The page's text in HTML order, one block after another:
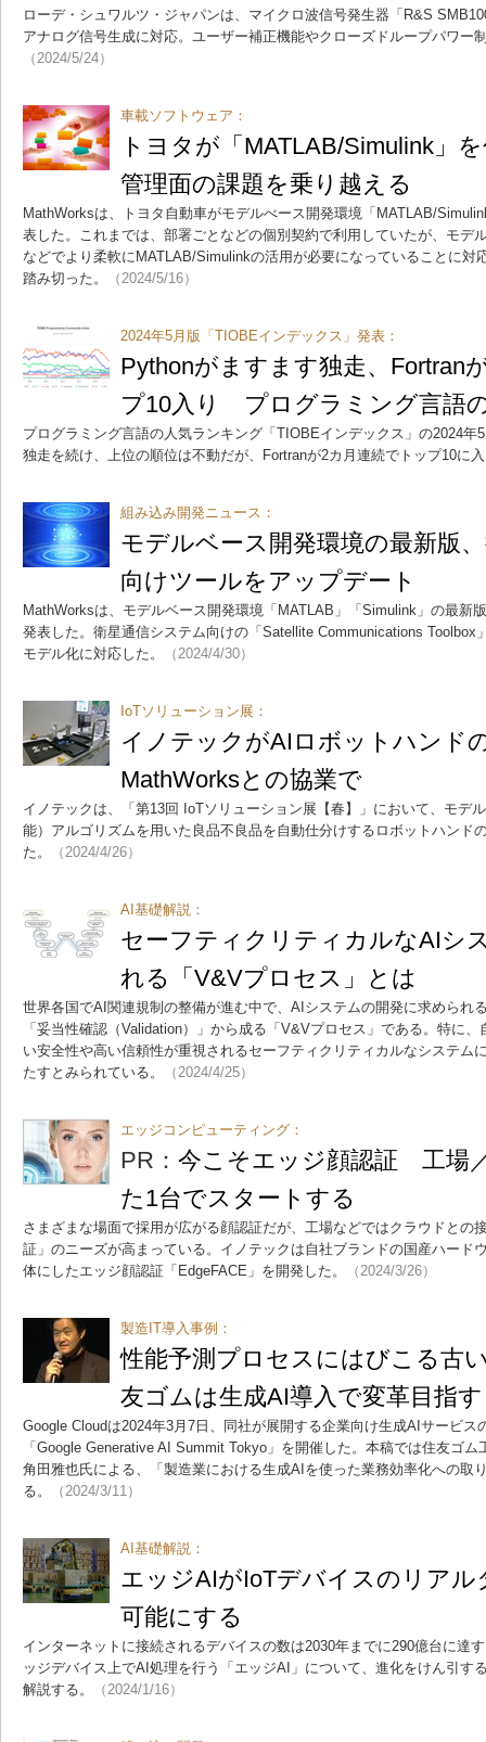
ローデ・シュワルツ・ジャパンは、マイクロ波信号発生器「R&S
アナログ信号生成に対応。ユーザー補正機能やクローズドループパワー
（2024/5/24）
車載ソフトウェア：
トヨタが「MATLAB/Simulink」
管理面の課題を乗り越える
MathWorksは、トヨタ自動車がモデルべース開発環境「MATLAB/
表した。これまでは、部署ごとなどの個別契約で利用していたが、モデ
などでより柔軟にMATLAB/Simulinkの活用が必要になっていることに対
踏み切った。
（2024/5/16）
2024年5月版「TIOBEインデックス」発表：
Pythonがますます独走、Fortran
プ10入り プログラミング言語
プログラミング言語の人気ランキング「TIOBEインデックス」の2024年
独走を続け、上位の順位は不動だが、Fortranが2カ月連続でトップ10に
組み込み開発ニュース：
モデルベース開発環境の最新版
向けツールをアップデート
MathWorksは、モデルベース開発環境「MATLAB」「Simulink」の最新
発表した。衛星通信システム向けの「Satellite Communications Toolbox
モデル化に対応した。
（2024/4/30）
IoTソリューション展：
イノテックがAIロボットハンド
MathWorksとの協業で
イノテックは、「第13回 IoTソリューション展【春】」において、モデ
能）アルゴリズムを用いた良品不良品を自動仕分けするロボットハンド
た。
（2024/4/26）
AI基礎解説：
セーフティクリティカルなAIシ
れる「V&Vプロセス」とは
世界各国でAI関連規制の整備が進む中で、AIシステムの開発に求められ
「妥当性確認（Validation）」から成る「V&Vプロセス」である。特に
い安全性や高い信頼性が重視されるセーフティクリティカルなシステム
たすとみられている。
（2024/4/25）
エッジコンピューティング：
PR： 今こそエッジ顔認証 工場
た1台でスタートする
さまざまな場面で採用が広がる顔認証だが、工場などではクラウドとの
証」のニーズが高まっている。イノテックは自社ブランドの国産ハード
体にしたエッジ顔認証「EdgeFACE」を開発した。
（2024/3/26）
製造IT導入事例：
性能予測プロセスにはびこる古
友ゴムは生成AI導入で変革目指す
Google Cloudは2024年3月7日、同社が展開する企業向け生成AIサービス
「Google Generative AI Summit Tokyo」を開催した。本稿では住友ゴ
角田雅也氏による、「製造業における生成AIを使った業務効率化への取
る。
（2024/3/11）
AI基礎解説：
エッジAIがIoTデバイスのリアル
可能にする
インターネットに接続されるデバイスの数は2030年までに290億台に達
ッジデバイス上でAI処理を行う「エッジAI」について、進化をけん引す
解説する。
（2024/1/16）